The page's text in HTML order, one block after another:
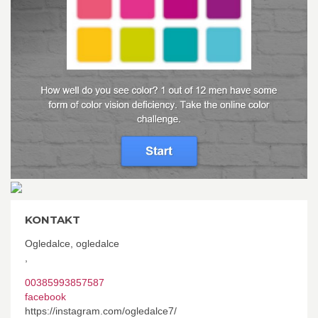
KONTAKT
Ogledalce, ogledalce
,
00385993857587
facebook
https://instagram.com/ogledalce7/